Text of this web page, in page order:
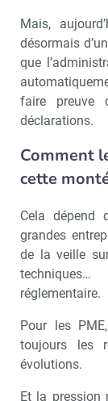
Mais,
désormais
que
faire preuve
déclarations.
Comment
cette
Cela dépend
grandes
de la veille
réglementaire.
Pour les
toujours les
évolutions.
Et la pression